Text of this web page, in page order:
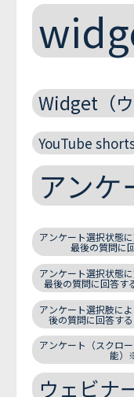
Widget（ウ
YouTube
アンケ
アンケート選択状態
最後の質問に
アンケート選択状態
最後の質問に回答
アンケート選択肢に
後の質問に回答す
アンケート（スクロ
能）
ウェビナ